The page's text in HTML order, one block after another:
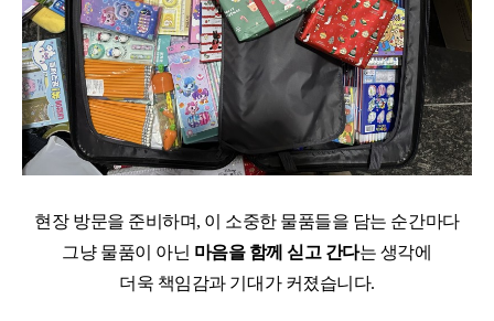
현장 방문을 준비하며, 이 소중한 물품들을 담는 순간마다
그냥 물품이 아닌 마음을 함께 싣고 간다는 생각에
더욱 책임감과 기대가 커졌습니다.